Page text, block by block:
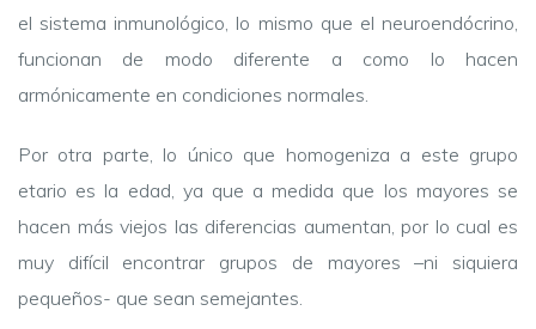
el sistema inmunológico, lo mismo que el neuroendócrino,
funcionan de modo diferente a como lo hacen
armónicamente en condiciones normales.
Por otra parte, lo único que homogeniza a este grupo
etario es la edad, ya que a medida que los mayores se
hacen más viejos las diferencias aumentan, por lo cual es
muy difícil encontrar grupos de mayores –ni siquiera
pequeños- que sean semejantes.